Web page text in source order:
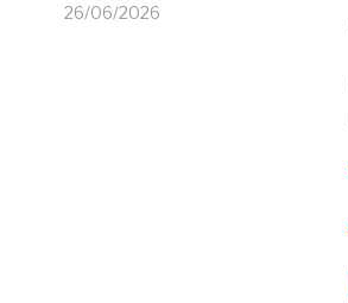
26/06/2026